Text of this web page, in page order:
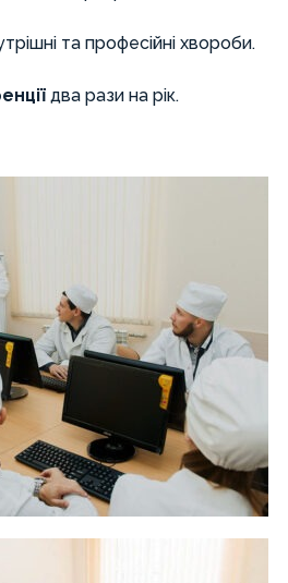
та професійні хвороби.
два рази на рік.